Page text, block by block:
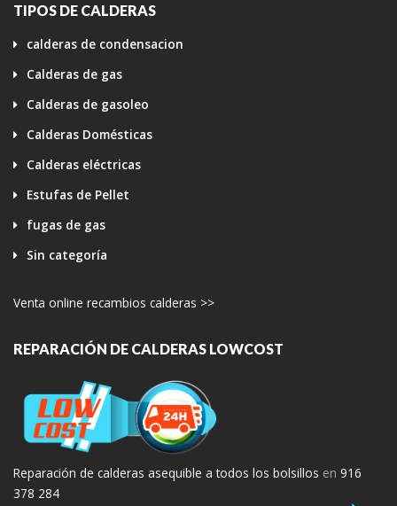
TIPOS DE CALDERAS
calderas de condensacion
Calderas de gas
Calderas de gasoleo
Calderas Domésticas
Calderas eléctricas
Estufas de Pellet
fugas de gas
Sin categoría
Venta online recambios calderas >>
REPARACIÓN DE CALDERAS LOWCOST
Reparación de calderas asequible a todos los bolsillos en 916
378 284